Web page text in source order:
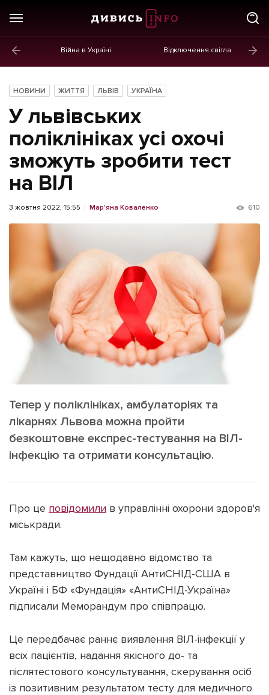
Війна в Україні Відключення світла
Новини
Політика
Економіка
Бізнес
Життя
Культура
Афіша
ІНШЕ
Інтерв'ю
Картки
Репортаж
Розслідування
Погляди
Лонгріди
Прес-релізи
Фото/Відео
Made in Lviv
Зв'язатися з нами
Підтримати dyvys.info
НОВИНИ ЖИТТЯ ЛЬВІВ УКРАЇНА
У львівських
поліклініках усі охочі
зможуть зробити тест
на ВІЛ
3 жовтня 2022, 15:55 Мар'яна Коваленко 610
Тепер у поліклініках, амбулаторіях та
лікарнях Львова можна пройти
безкоштовне експрес-тестування на ВІЛ-
інфекцію та отримати консультацію.
Про це повідомили в управлінні охорони здоров'я
міськради.
Там кажуть, що нещодавно відомство та
представництво Фундації АнтиСНІД-США в
Україні і БФ «Фундація» «АнтиСНІД-Україна»
підписали Меморандум про співпрацю.
Це передбачає раннє виявлення ВІЛ-інфекції у
всіх пацієнтів, надання якісного до- та
післятестового консультування, скерування осіб
із позитивним результатом тесту для медичного